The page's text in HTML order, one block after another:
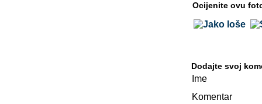
Ocijenite ovu
Dodajte svoj
Ime
Komentar